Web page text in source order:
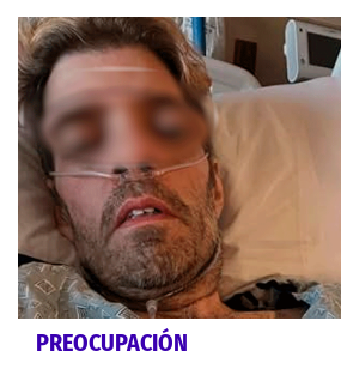
PREOCUPACIÓN